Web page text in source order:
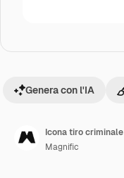
Genera con l'IA
Icona tiro criminale
Magnific